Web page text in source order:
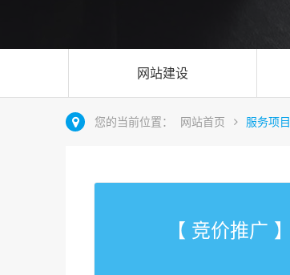
网站建设
您的当前位置： 网站首页 服务项目
【 竞价推广 】